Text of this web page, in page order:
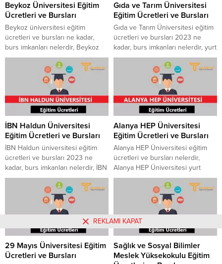
Beykoz Üniversitesi Eğitim
Ücretleri ve Bursları
Beykoz üniversitesi eğitim
ücretleri ve bursları ne kadar,
burs imkanları nelerdir, Beykoz
üniversitesi yurt imkanları
nelerdir, ön lisans ve lisans kayıt
ücreti ne kadardır gibi merak
edilen konular hakkında sizlere
bu yazımızda en güncel bilgileri
verdik. Maltepe Üniversitesi
Eğitim Ücretleri ve Bursları
Beykoz Üniversitesi Eğitim
Ücretleri ve Bursları Tercihiniyap
Forum...
Gıda ve Tarım Üniversitesi
Eğitim Ücretleri ve Bursları
Gıda ve Tarım Üniversitesi eğitim
ücretleri ve bursları 2023 ne
kadar, burs imkanları nelerdir, yurt
ücretleri ne kadardır, Konya Gıda
ve Tarım Üniversitesinde yer alan
bölümler nelerdir, ön lisans ve
lisans kayıt ücreti ne kadardır gibi
merak edilen konular hakkında
sizlere bu yazımızda en güncel
bilgileri verdik. Lokman Hekim
Üniversitesi...
İBN Haldun Üniversitesi
Eğitim Ücretleri ve Bursları
İBN Haldun üniversitesi eğitim
ücretleri ve bursları 2023 ne
kadar, burs imkanları nelerdir, İBN
Haldun üniversitesinde yer alan
bölümler nelerdir, İBN Haldun
üniversitesi yurt imkanları ve
ücretleri ne kadardır gibi merak
edilen konular hakkında sizlere
bu yazımızda en güncel bilgileri
verdik. Gıda ve Tarım Üniversitesi
Eğitim Ücretleri ve Bursları İBN...
Alanya HEP Üniversitesi
Eğitim Ücretleri ve Bursları
Alanya HEP Üniversitesi eğitim
ücretleri ve bursları nelerdir,
Alanya HEP Üniversitesi yurt
imkanları nelerdir, burs olanakları
nelerdir gibi merak edilen konular
hakkında sizlere bu yazımızda en
güncel bilgileri verdik. Medipol
Üniversitesi Eğitim Ücretleri ve
Bursları Alanya HEP Üniversitesi
Eğitim Ücretleri ve Bursları
Tercihiniyap Forum Tekrar Aktif
Tıklayın Alanya Hamdullah Emin...
29 Mayıs Üniversitesi Eğitim
Ücretleri ve Bursları
Sağlık ve Sosyal Bilimler
Meslek Yüksekokulu Eğitim
REKLAMI KAPAT